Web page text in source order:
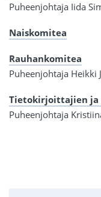
Puheenjohtaja Iida
Naiskomitea
Rauhankomitea
Puheenjohtaja Heikki
Tietokirjoittajien
Puheenjohtaja